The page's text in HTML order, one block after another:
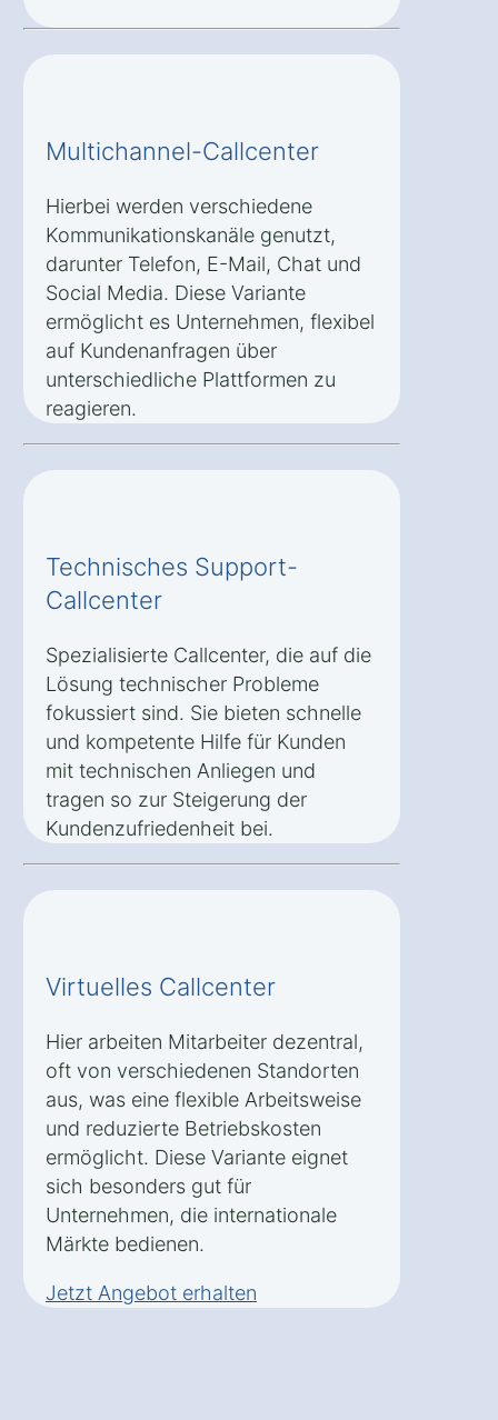
Multichannel-Callcenter
Hierbei werden verschiedene
Kommunikationskanäle genutzt,
darunter Telefon, E-Mail, Chat und
Social Media. Diese Variante
ermöglicht es Unternehmen, flexibel
auf Kundenanfragen über
unterschiedliche Plattformen zu
reagieren.
Technisches Support-
Callcenter
Spezialisierte Callcenter, die auf die
Lösung technischer Probleme
fokussiert sind. Sie bieten schnelle
und kompetente Hilfe für Kunden
mit technischen Anliegen und
tragen so zur Steigerung der
Kundenzufriedenheit bei.
Virtuelles Callcenter
Hier arbeiten Mitarbeiter dezentral,
oft von verschiedenen Standorten
aus, was eine flexible Arbeitsweise
und reduzierte Betriebskosten
ermöglicht. Diese Variante eignet
sich besonders gut für
Unternehmen, die internationale
Märkte bedienen.
Jetzt Angebot erhalten